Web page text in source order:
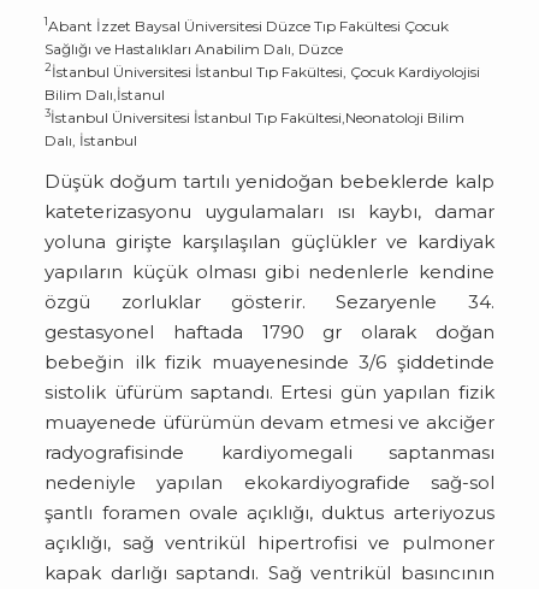
1Abant İzzet Baysal Üniversitesi Düzce Tıp Fakültesi Çocuk
Sağlığı ve Hastalıkları Anabilim Dalı, Düzce
2İstanbul Üniversitesi İstanbul Tıp Fakültesi, Çocuk Kardiyolojisi
Bilim Dalı,İstanul
3İstanbul Üniversitesi İstanbul Tıp Fakültesi,Neonatoloji Bilim
Dalı, İstanbul
Düşük doğum tartılı yenidoğan bebeklerde kalp
kateterizasyonu uygulamaları ısı kaybı, damar
yoluna girişte karşılaşılan güçlükler ve kardiyak
yapıların küçük olması gibi nedenlerle kendine
özgü zorluklar gösterir. Sezaryenle 34.
gestasyonel haftada 1790 gr olarak doğan
bebeğin ilk fizik muayenesinde 3/6 şiddetinde
sistolik üfürüm saptandı. Ertesi gün yapılan fizik
muayenede üfürümün devam etmesi ve akciğer
radyografisinde kardiyomegali saptanması
nedeniyle yapılan ekokardiyografide sağ-sol
şantlı foramen ovale açıklığı, duktus arteriyozus
açıklığı, sağ ventrikül hipertrofisi ve pulmoner
kapak darlığı saptandı. Sağ ventrikül basıncının